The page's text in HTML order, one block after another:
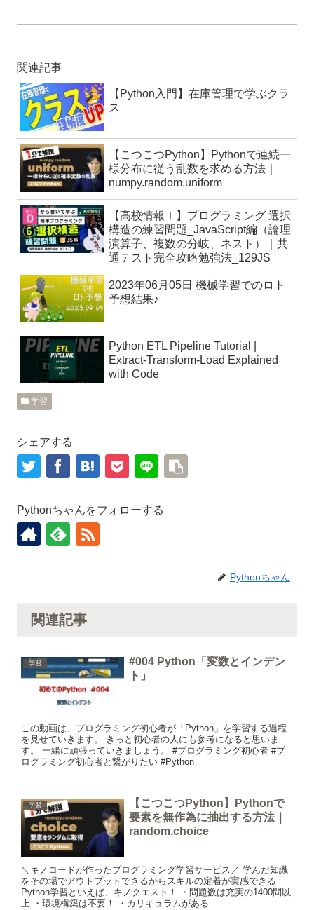
関連記事
【Python入門】在庫管理で学ぶクラ
ス
【こつこつPython】Pythonで連続一
様分布に従う乱数を求める方法｜
numpy.random.uniform
【高校情報Ⅰ】プログラミング 選択
構造の練習問題_JavaScript編（論理
演算子、複数の分岐、ネスト）｜共
通テスト完全攻略勉強法_129JS
2023年06月05日 機械学習でのロト
予想結果♪
Python ETL Pipeline Tutorial |
Extract-Transform-Load Explained
with Code
学習
シェアする
Pythonちゃんをフォローする
Pythonちゃん
関連記事
学習
#004 Python「変数とインデン
ト」
この動画は、プログラミング初心者が「Python」を学習する過程
を見せていきます。 きっと初心者の人にも参考になると思いま
す。 一緒に頑張っていきましょう。 #プログラミング初心者 #プ
ログラミング初心者と繋がりたい #Python
学習
【こつこつPython】Pythonで
要素を無作為に抽出する方法｜
random.choice
＼キノコードが作ったプログラミング学習サービス／ 学んだ知識
をその場でアウトプットできるからスキルの定着が実感できる
Python学習といえば、キノクエスト！ ・問題数は充実の1400問以
上 ・環境構築は不要！ ・カリキュラムがある...